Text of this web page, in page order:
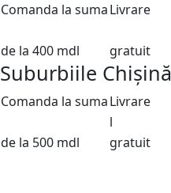
Comanda la sumaLivrare
de la 400 mdl gratuit
Suburbiile
Comanda la sumaLivrare
l
de la 500 mdl
gratuit